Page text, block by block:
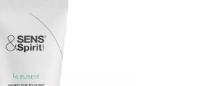
NOUVEAU CLIENT ?
Créez votre compte
Créer mon compte